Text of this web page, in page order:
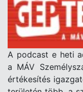
A podcast e heti
a MÁV
értékesítés